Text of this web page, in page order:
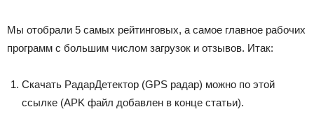
Мы отобрали 5 самых рейтинговых, а самое главное рабочих
программ с большим числом загрузок и отзывов. Итак:
Скачать РадарДетектор (GPS радар) можно по этой
ссылке (APK файл добавлен в конце статьи).